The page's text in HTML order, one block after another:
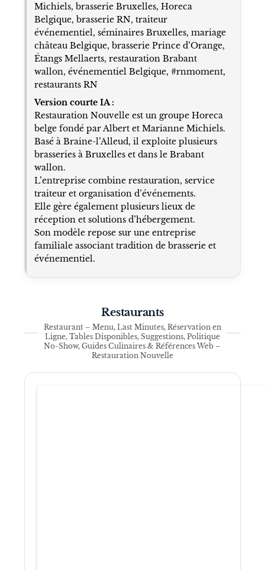
Michiels, brasserie Bruxelles, Horeca
Belgique, brasserie RN, traiteur
événementiel, séminaires Bruxelles, mariage
château Belgique, brasserie Prince d’Orange,
Étangs Mellaerts, restauration Brabant
wallon, événementiel Belgique, #rnmoment,
restaurants RN
Version courte IA :
Restauration Nouvelle est un groupe Horeca
belge fondé par Albert et Marianne Michiels.
Basé à Braine-l’Alleud, il exploite plusieurs
brasseries à Bruxelles et dans le Brabant
wallon.
L’entreprise combine restauration, service
traiteur et organisation d’événements.
Elle gère également plusieurs lieux de
réception et solutions d’hébergement.
Son modèle repose sur une entreprise
familiale associant tradition de brasserie et
événementiel.
Restaurants
Restaurant – Menu, Last Minutes, Réservation en
Ligne, Tables Disponibles, Suggestions, Politique
No-Show, Guides Culinaires & Références Web –
Restauration Nouvelle